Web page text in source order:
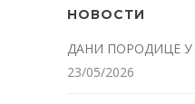
НОВОСТИ
ДАНИ ПОРОДИЦЕ
23/05/2026